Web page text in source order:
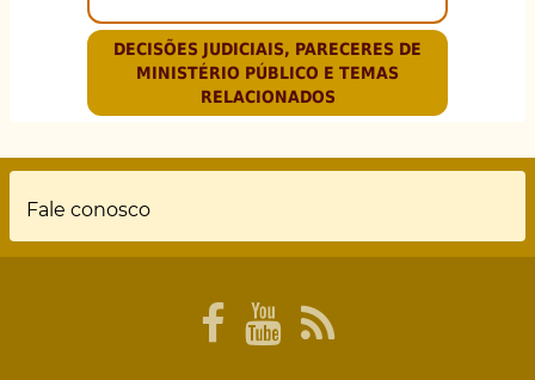
DECISÕES JUDICIAIS, PARECERES DE
MINISTÉRIO PÚBLICO E TEMAS
RELACIONADOS
Rodapé
Fale conosco